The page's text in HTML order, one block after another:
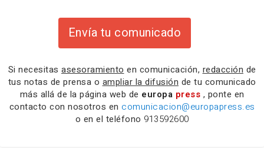
Envía tu comunicado
Si necesitas asesoramiento en comunicación, redacción de
tus notas de prensa o ampliar la difusión de tu comunicado
más allá de la página web de europa press , ponte en
contacto con nosotros en comunicacion@europapress.es
o en el teléfono 913592600